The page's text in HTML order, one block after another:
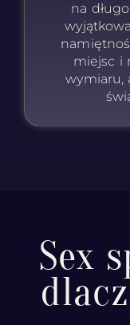
na
miejsc i
wymiaru,
Sex